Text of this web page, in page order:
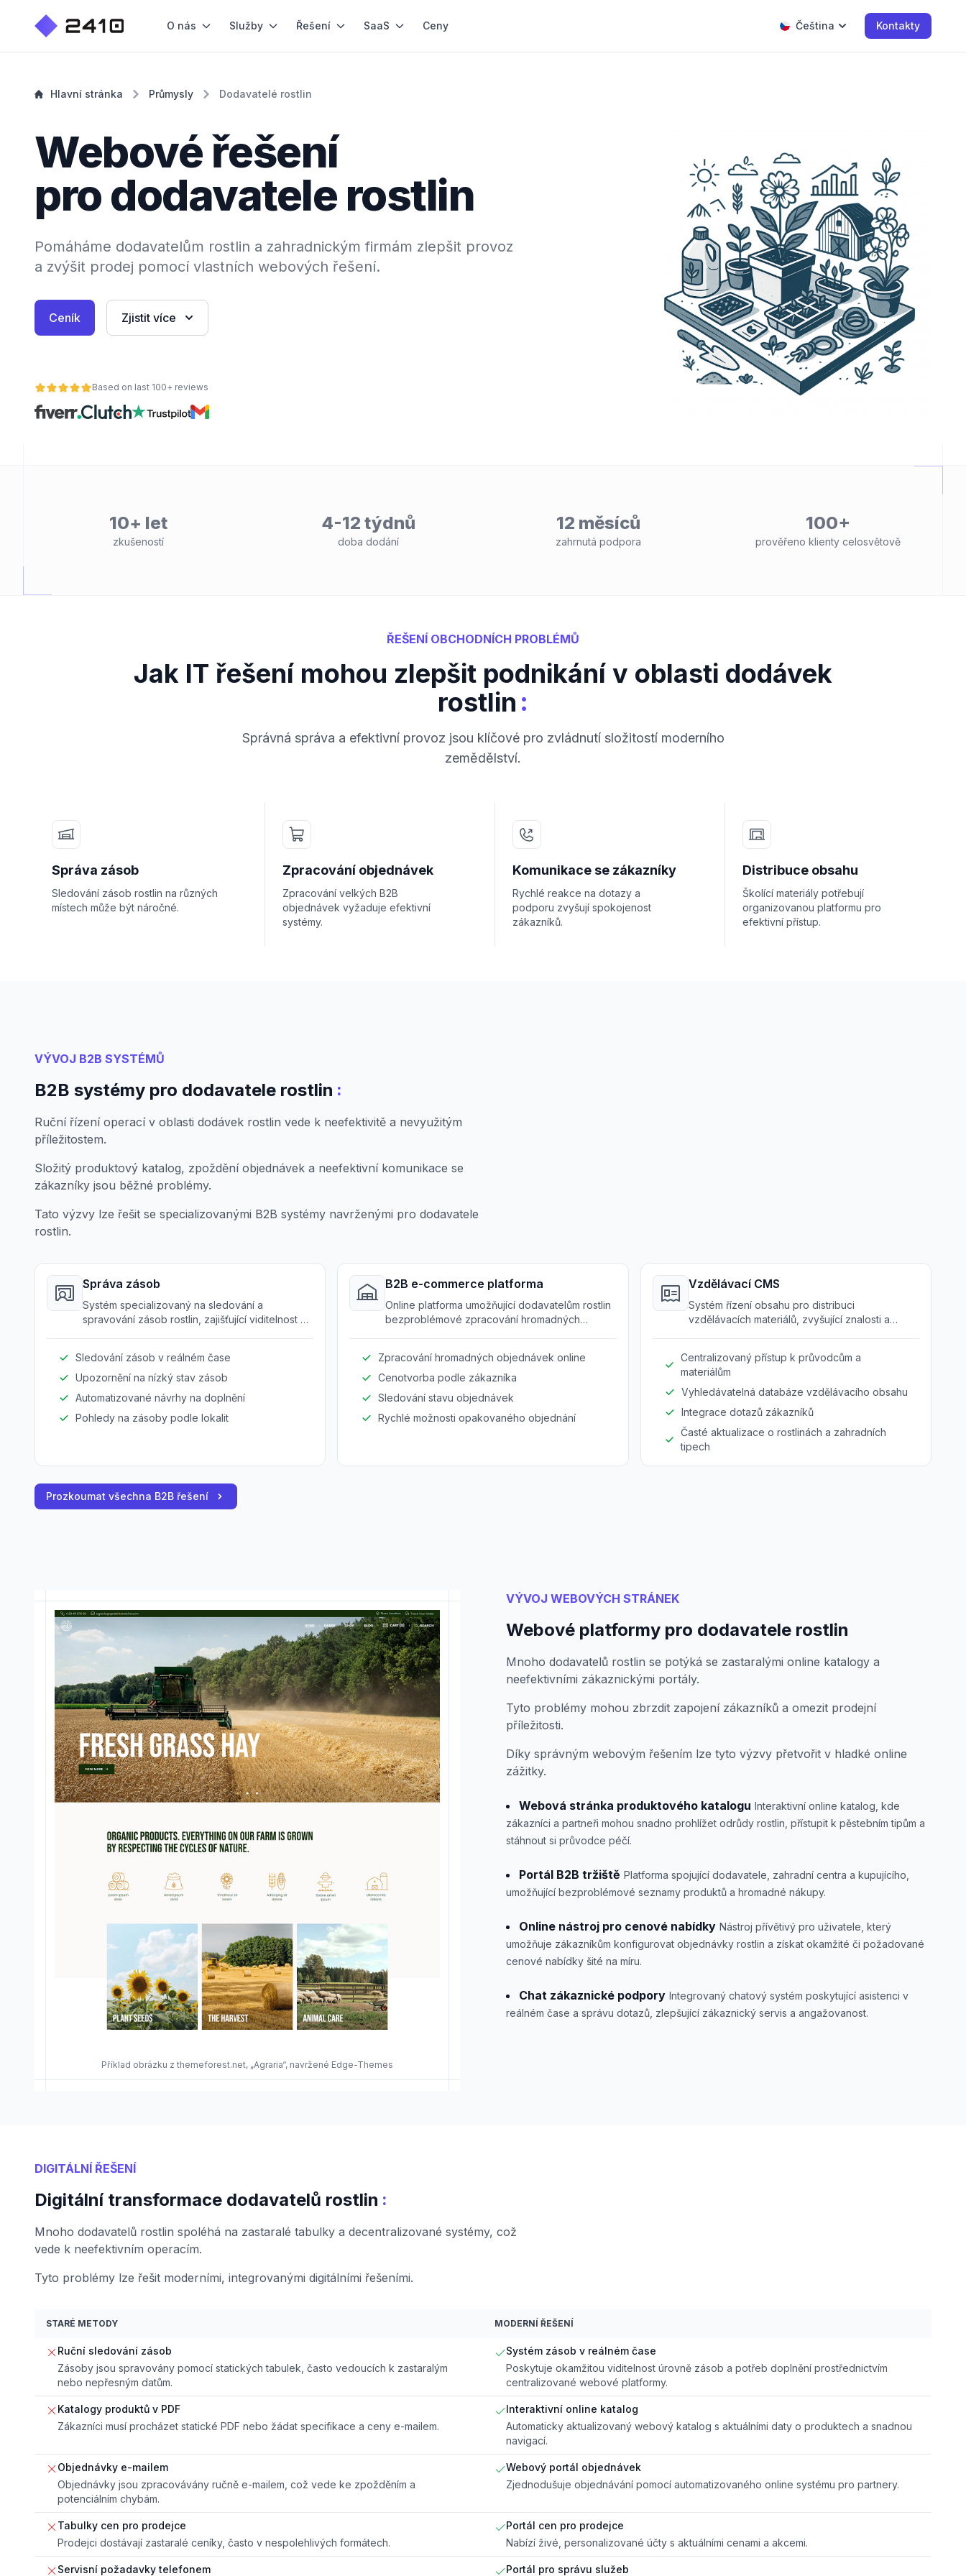
O nás Služby Řešení SaaS Ceny Čeština Kontakty
Hlavní stránka Průmysly Dodavatelé rostlin
Webové řešení
pro dodavatele rostlin
Pomáháme dodavatelům rostlin a zahradnickým firmám zlepšit provoz
a zvýšit prodej pomocí vlastních webových řešení.
Ceník Zjistit více
Based on last 100+ reviews
10+ let
zkušeností
4-12 týdnů
doba dodání
12 měsíců
zahrnutá podpora
100+
prověřeno klienty celosvětově
ŘEŠENÍ OBCHODNÍCH PROBLÉMŮ
Jak IT řešení mohou zlepšit podnikání v oblasti dodávek
rostlin :
Správná správa a efektivní provoz jsou klíčové pro zvládnutí složitostí moderního
zemědělství.
Správa zásob
Sledování zásob rostlin na různých
místech může být náročné.
Zpracování objednávek
Zpracování velkých B2B
objednávek vyžaduje efektivní
systémy.
Komunikace se zákazníky
Rychlé reakce na dotazy a
podporu zvyšují spokojenost
zákazníků.
Distribuce obsahu
Školící materiály potřebují
organizovanou platformu pro
efektivní přístup.
VÝVOJ B2B SYSTÉMŮ
B2B systémy pro dodavatele rostlin :
Ruční řízení operací v oblasti dodávek rostlin vede k neefektivitě a nevyužitým
příležitostem.
Složitý produktový katalog, zpoždění objednávek a neefektivní komunikace se
zákazníky jsou běžné problémy.
Tato výzvy lze řešit se specializovanými B2B systémy navrženými pro dodavatele
rostlin.
Správa zásob
Systém specializovaný na sledování a
spravování zásob rostlin, zajišťující viditelnost v
Sledování zásob v reálném čase
Upozornění na nízký stav zásob
Automatizované návrhy na doplnění
Pohledy na zásoby podle lokalit
B2B e-commerce platforma
Online platforma umožňující dodavatelům rostlin
bezproblémové zpracování hromadných
Zpracování hromadných objednávek online
Cenotvorba podle zákazníka
Sledování stavu objednávek
Rychlé možnosti opakovaného objednání
Vzdělávací CMS
Systém řízení obsahu pro distribuci
vzdělávacích materiálů, zvyšující znalosti a
Centralizovaný přístup k průvodcům a
materiálům
Vyhledávatelná databáze vzdělávacího obsahu
Integrace dotazů zákazníků
Časté aktualizace o rostlinách a zahradních
tipech
Prozkoumat všechna B2B řešení
Příklad obrázku z themeforest.net, „Agraria“, navržené Edge-Themes
VÝVOJ WEBOVÝCH STRÁNEK
Webové platformy pro dodavatele rostlin
Mnoho dodavatelů rostlin se potýká se zastaralými online katalogy a
neefektivními zákaznickými portály.
Tyto problémy mohou zbrzdit zapojení zákazníků a omezit prodejní
příležitosti.
Díky správným webovým řešením lze tyto výzvy přetvořit v hladké online
zážitky.
Webová stránka produktového katalogu Interaktivní online katalog, kde
zákazníci a partneři mohou snadno prohlížet odrůdy rostlin, přístupit k pěstebním tipům a
stáhnout si průvodce péčí.
Portál B2B tržiště Platforma spojující dodavatele, zahradní centra a kupujícího,
umožňující bezproblémové seznamy produktů a hromadné nákupy.
Online nástroj pro cenové nabídky Nástroj přívětivý pro uživatele, který
umožňuje zákazníkům konfigurovat objednávky rostlin a získat okamžité či požadované
cenové nabídky šité na míru.
Chat zákaznické podpory Integrovaný chatový systém poskytující asistenci v
reálném čase a správu dotazů, zlepšující zákaznický servis a angažovanost.
DIGITÁLNÍ ŘEŠENÍ
Digitální transformace dodavatelů rostlin :
Mnoho dodavatelů rostlin spoléhá na zastaralé tabulky a decentralizované systémy, což
vede k neefektivním operacím.
Tyto problémy lze řešit moderními, integrovanými digitálními řešeními.
STARÉ METODY MODERNÍ ŘEŠENÍ
Ruční sledování zásob
Zásoby jsou spravovány pomocí statických tabulek, často vedoucích k zastaralým
nebo nepřesným datům.
Systém zásob v reálném čase
Poskytuje okamžitou viditelnost úrovně zásob a potřeb doplnění prostřednictvím
centralizované webové platformy.
Katalogy produktů v PDF
Zákazníci musí procházet statické PDF nebo žádat specifikace a ceny e-mailem.
Interaktivní online katalog
Automaticky aktualizovaný webový katalog s aktuálními daty o produktech a snadnou
navigací.
Objednávky e-mailem
Objednávky jsou zpracovávány ručně e-mailem, což vede ke zpožděním a
potenciálním chybám.
Webový portál objednávek
Zjednodušuje objednávání pomocí automatizovaného online systému pro partnery.
Tabulky cen pro prodejce
Prodejci dostávají zastaralé ceníky, často v nespolehlivých formátech.
Portál cen pro prodejce
Nabízí živé, personalizované účty s aktuálními cenami a akcemi.
Servisní požadavky telefonem Portál pro správu služeb